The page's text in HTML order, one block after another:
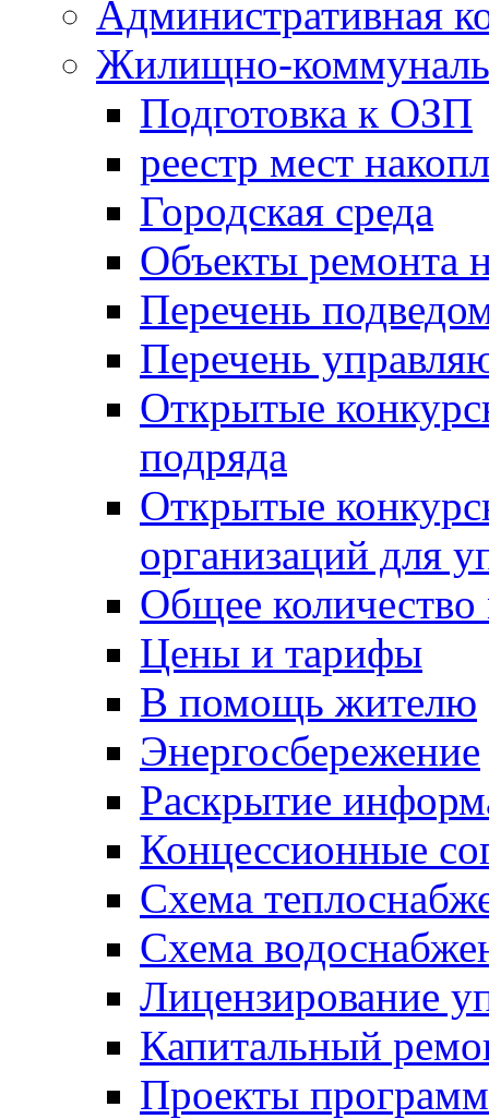
Административная
Жилищно-
Подготовка к ОЗП
реестр мест
Городская среда
Объекты ремонта
Перечень
Перечень
Открытые
подряда
Открытые
организаций для
Общее
Цены и тарифы
В помощь жителю
Энергосбережение
Раскрытие
Концессионные
Схема
Схема
Лицензирование
Капитальный
Проекты программ